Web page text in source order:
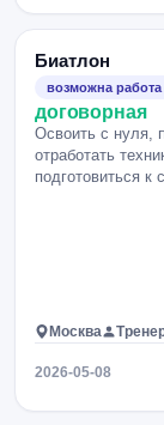
Биатлон
возможна
договорная
Освоить с нуля,
отработать
подготовиться к
Москва
2026-05-08